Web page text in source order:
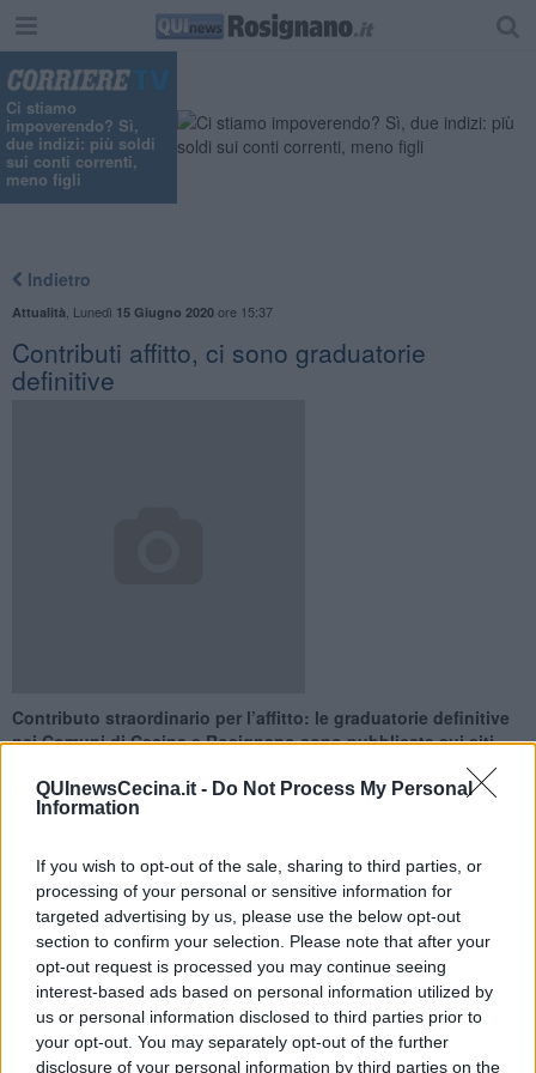
QUInewsCecina.it - Do Not Process My Personal
Information
If you wish to opt-out of the sale, sharing to third parties, or
processing of your personal or sensitive information for
targeted advertising by us, please use the below opt-out
section to confirm your selection. Please note that after your
opt-out request is processed you may continue seeing
interest-based ads based on personal information utilized by
us or personal information disclosed to third parties prior to
your opt-out. You may separately opt-out of the further
disclosure of your personal information by third parties on the
Ci stiamo
impoverendo? Sì,
due indizi: più soldi
sui conti correnti,
meno figli
Indietro
Attualità Lunedì 15 Giugno 2020ore 15:37
Contributi affitto, ci sono graduatorie
definitive
Contributo straordinario per l’affitto: le graduatorie definitive
nei Comuni di Cecina e Rosignano sono pubblicate sui siti
CECINA —Sulla home page del sito internet del Comune di Cecina
sono pubblicate le gradutorie definitive del bando per la richiesta di
contributo affitto straordinario nell'ambito delle misure di intervento
emergenza Covid-19.
Presso lo sportello del Comune Amico al piano terra di piazza della
Libertà è possibile consultare l'elenco ed avere tutte le informazioni
relative alla graduatoria.